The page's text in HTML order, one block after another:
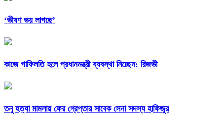
‘ভীষণ ভয় লাগছে’
কাজে গাফিলতি হলে প্রধানমন্ত্রী ব্যবস্থা নিচ্ছেন: রিজভী
তনু হত্যা মামলায় ফের গ্রেপ্তার সাবেক সেনা সদস্য হাফিজুর